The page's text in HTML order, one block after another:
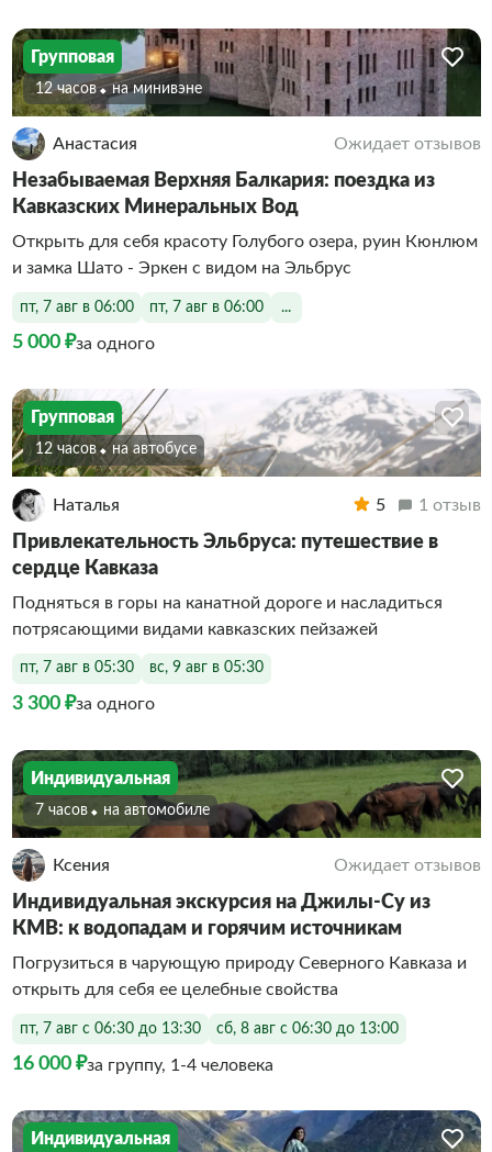
Групповая
12 часов На минивэне
Анастасия Ожидает отзывов
Незабываемая Верхняя Балкария: поездка из
Кавказских Минеральных Вод
Открыть для себя красоту Голубого озера, руин Кюнлюм
и замка Шато - Эркен с видом на Эльбрус
пт, 7 авг в 06:00 пт, 7 авг в 06:00 ...
5 000 ₽за одного
Групповая
12 часов На автобусе
Наталья 5 1 отзыв
Привлекательность Эльбруса: путешествие в
сердце Кавказа
Подняться в горы на канатной дороге и насладиться
потрясающими видами кавказских пейзажей
пт, 7 авг в 05:30 вс, 9 авг в 05:30
3 300 ₽за одного
Индивидуальная
7 часов На автомобиле
Ксения Ожидает отзывов
Индивидуальная экскурсия на Джилы-Су из
КМВ: к водопадам и горячим источникам
Погрузиться в чарующую природу Северного Кавказа и
открыть для себя ее целебные свойства
пт, 7 авг с 06:30 до 13:30 сб, 8 авг с 06:30 до 13:00
16 000 ₽за группу, 1-4 человека
Индивидуальная